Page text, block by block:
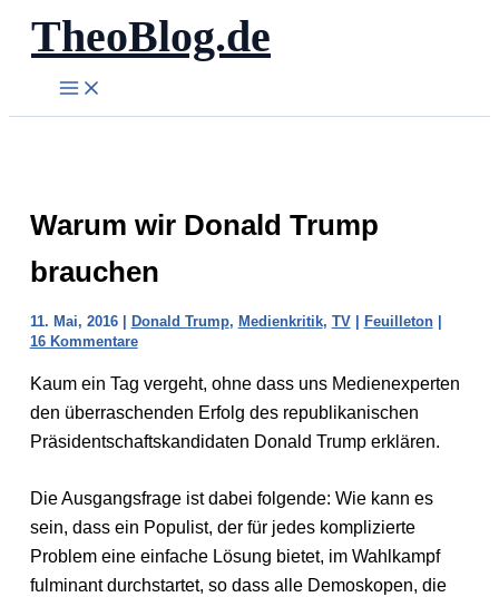
Zum
Inhalt
springen
TheoBlog.de
Warum wir Donald Trump
brauchen
11. Mai, 2016 | Donald Trump, Medienkritik, TV| Feuilleton|
16 Kommentare
Kaum ein Tag vergeht, ohne dass uns Medienexperten
den überraschenden Erfolg des republikanischen
Präsidentschaftskandidaten Donald Trump erklären.
Die Ausgangsfrage ist dabei folgende: Wie kann es
sein, dass ein Populist, der für jedes komplizierte
Problem eine einfache Lösung bietet, im Wahlkampf
fulminant durchstartet, so dass alle Demoskopen, die